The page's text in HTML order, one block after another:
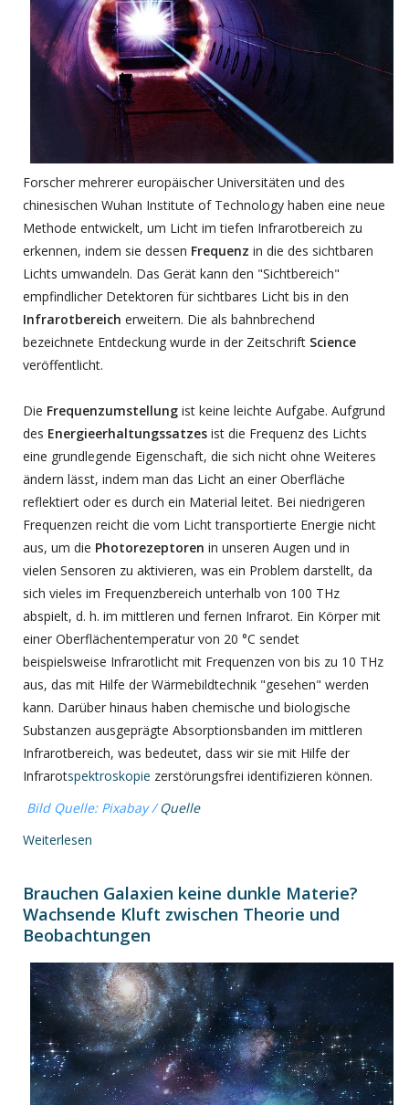
Forscher mehrerer europäischer Universitäten und des
chinesischen Wuhan Institute of Technology haben eine neue
Methode entwickelt, um Licht im tiefen Infrarotbereich zu
erkennen, indem sie dessen Frequenz in die des sichtbaren
Lichts umwandeln. Das Gerät kann den "Sichtbereich"
empfindlicher Detektoren für sichtbares Licht bis in den
Infrarotbereich erweitern. Die als bahnbrechend
bezeichnete Entdeckung wurde in der Zeitschrift Science
veröffentlicht.
Die Frequenzumstellung ist keine leichte Aufgabe. Aufgrund
des Energieerhaltungssatzes ist die Frequenz des Lichts
eine grundlegende Eigenschaft, die sich nicht ohne Weiteres
ändern lässt, indem man das Licht an einer Oberfläche
reflektiert oder es durch ein Material leitet. Bei niedrigeren
Frequenzen reicht die vom Licht transportierte Energie nicht
aus, um die Photorezeptoren in unseren Augen und in
vielen Sensoren zu aktivieren, was ein Problem darstellt, da
sich vieles im Frequenzbereich unterhalb von 100 THz
abspielt, d. h. im mittleren und fernen Infrarot. Ein Körper mit
einer Oberflächentemperatur von 20 °C sendet
beispielsweise Infrarotlicht mit Frequenzen von bis zu 10 THz
aus, das mit Hilfe der Wärmebildtechnik "gesehen" werden
kann. Darüber hinaus haben chemische und biologische
Substanzen ausgeprägte Absorptionsbanden im mittleren
Infrarotbereich, was bedeutet, dass wir sie mit Hilfe der
Infrarotspektroskopie zerstörungsfrei identifizieren können.
Bild Quelle: Pixabay /Quelle
Weiterlesen
Brauchen Galaxien keine dunkle Materie?
Wachsende Kluft zwischen Theorie und
Beobachtungen